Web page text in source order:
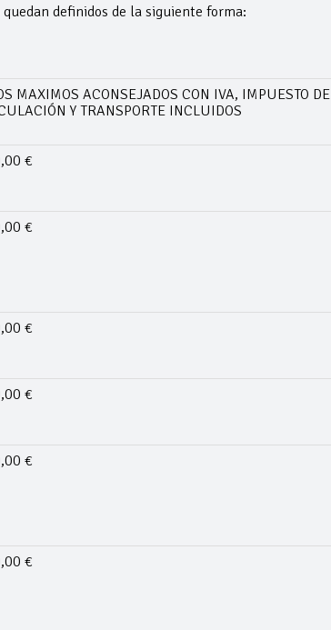
definidos de la siguiente forma:
MAXIMOS ACONSEJADOS CON IVA, IMPUESTO DE
Y TRANSPORTE INCLUIDOS
€
€
€
€
€
€